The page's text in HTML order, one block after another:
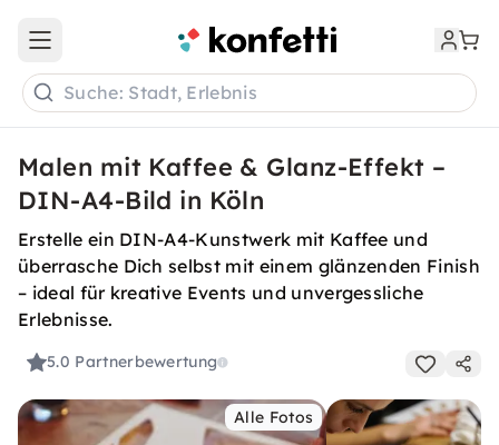
Open main menu
Suche: Stadt, Erlebnis
Malen mit Kaffee & Glanz-Effekt –
DIN-A4-Bild in Köln
Erstelle ein DIN-A4-Kunstwerk mit Kaffee und
überrasche Dich selbst mit einem glänzenden Finish
– ideal für kreative Events und unvergessliche
Erlebnisse.
5.0 Partnerbewertung
Alle Fotos